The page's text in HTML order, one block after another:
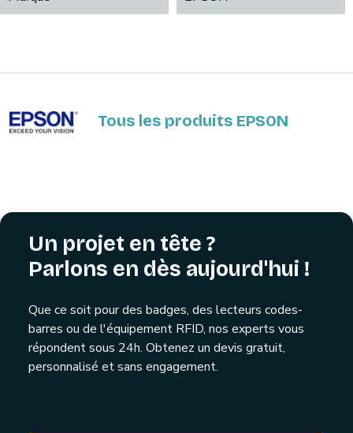
Tous les produits EPSON
Un projet en tête ?
Parlons en dès aujourd'hui !
Que ce soit pour des badges, des lecteurs codes-
barres ou de l'équipement RFID, nos experts vous
répondent sous 24h. Obtenez un devis gratuit,
personnalisé et sans engagement.